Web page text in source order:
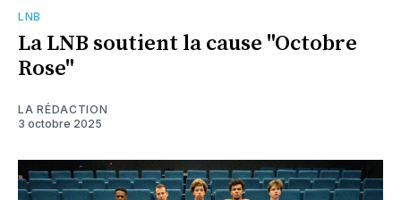
LNB
La LNB soutient la cause "Octobre
Rose"
LA RÉDACTION
3 octobre 2025